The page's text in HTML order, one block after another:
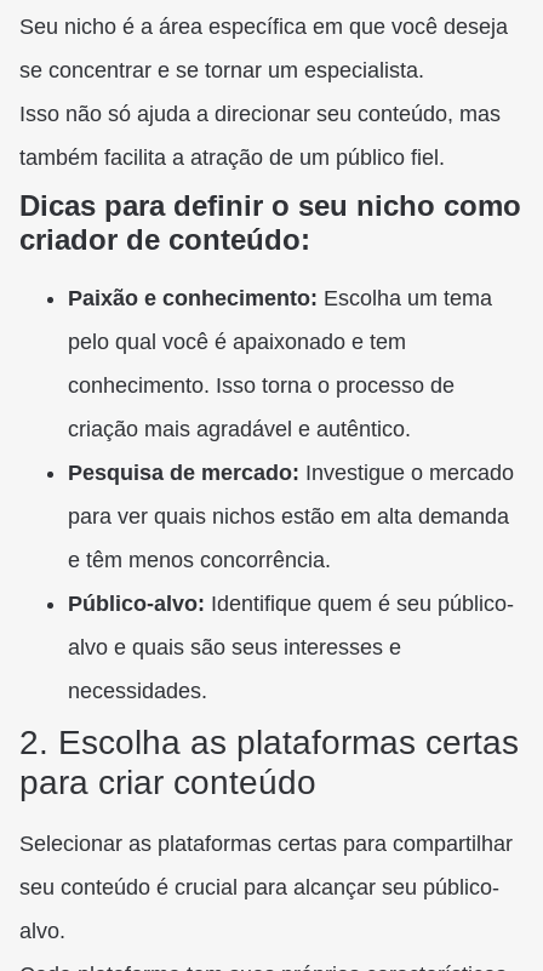
Seu nicho é a área específica em que você deseja
se concentrar e se tornar um especialista.
Isso não só ajuda a direcionar seu conteúdo, mas
também facilita a atração de um público fiel.
Dicas para definir o seu nicho como
criador de conteúdo:
Paixão e conhecimento: Escolha um tema
pelo qual você é apaixonado e tem
conhecimento. Isso torna o processo de
criação mais agradável e autêntico.
Pesquisa de mercado: Investigue o mercado
para ver quais nichos estão em alta demanda
e têm menos concorrência.
Público-alvo: Identifique quem é seu público-
alvo e quais são seus interesses e
necessidades.
2. Escolha as plataformas certas
para criar conteúdo
Selecionar as plataformas certas para compartilhar
seu conteúdo é crucial para alcançar seu público-
alvo.